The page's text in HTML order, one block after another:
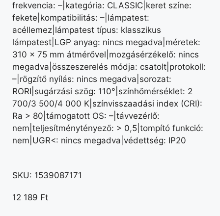
frekvencia: –|kategória: CLASSIC|keret színe:
fekete|kompatibilitás: –|lámpatest:
acéllemez|lámpatest típus: klasszikus
lámpatest|LGP anyag: nincs megadva|méretek:
310 × 75 mm átmérővel|mozgásérzékelő: nincs
megadva|összeszerelés módja: csatolt|protokoll:
–|rögzítő nyílás: nincs megadva|sorozat:
RORI|sugárzási szög: 110°|színhőmérséklet: 2
700/3 500/4 000 K|színvisszaadási index (CRI):
Ra > 80|támogatott OS: –|távvezérlő:
nem|teljesítménytényező: > 0,5|tompító funkció:
nem|UGR<: nincs megadva|védettség: IP20
SKU: 1539087171
12 189 Ft